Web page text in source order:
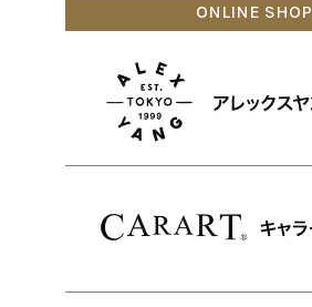
ONLINE SHOP